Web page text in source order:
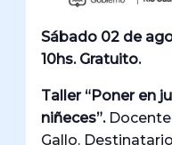
Sábado 02 de
10hs. Gratuito.
Taller “Poner en
niñeces”.Docente
Gallo.